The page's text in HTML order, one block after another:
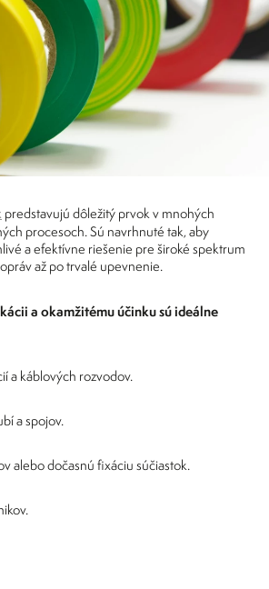
predstavujú dôležitý prvok v mnohých
procesoch. Sú navrhnuté tak, aby
a efektívne riešenie pre široké spektrum
až po trvalé upevnenie.
a okamžitému účinku sú ideálne
a káblových rozvodov.
a spojov.
alebo dočasnú fixáciu súčiastok.